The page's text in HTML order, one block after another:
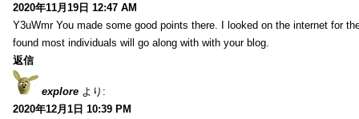
2020年11月19日 12:47 AM
Y3uWmr You made some good points there. I looked on the internet for
found most individuals will go along with with your blog.
返信
explore より:
2020年12月1日 10:39 PM